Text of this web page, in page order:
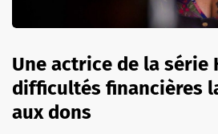
Une actrice de la série
difficultés financières
aux dons